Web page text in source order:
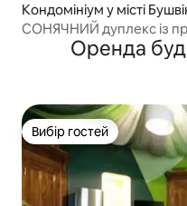
Кондомініум у місті
СОНЯЧНИЙ дуплекс із
кабінетомОренда
Вибір гостей
Вибір гостей